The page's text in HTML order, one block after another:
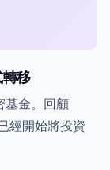
移
基金。回顧
經開始將投資